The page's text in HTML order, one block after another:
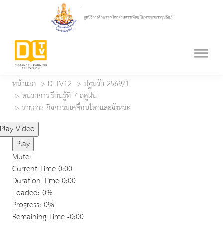
หน้าแรก DLTV12
ปฐมวัย 2569/1
หน่วยการเรียนรู้ที่ 7 ฤดูฝน
รายการ กิจกรรมเคลื่อนไหวและจังหวะ
Play Video
Play
Mute
Current Time0:00
Duration Time0:00
Loaded: 0%
Progress: 0%
Remaining Time-0:00